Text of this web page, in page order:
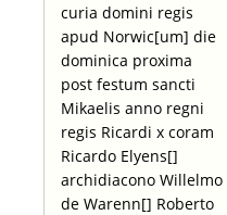
curia domini regis
apud Norwic[um] die
dominica proxima
post festum sancti
Mikaelis anno regni
regis Ricardi x coram
Ricardo Elyens[]
archidiacono Willelmo
de Warenn[] Roberto